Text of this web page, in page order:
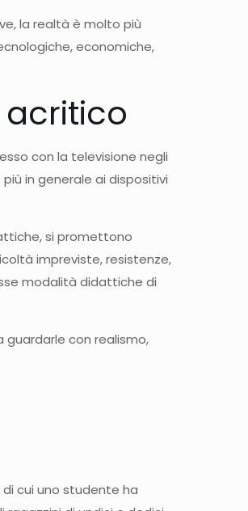
la realtà è molto più
economiche,
acritico
con la televisione negli
in generale ai dispositivi
si promettono
impreviste, resistenze,
modalità didattiche di
con realismo,
cui uno studente ha